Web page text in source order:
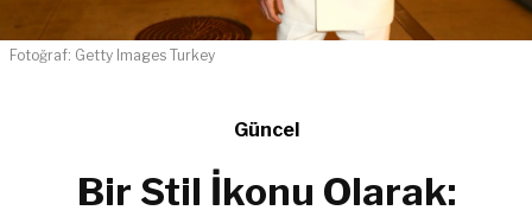
Fotoğraf: Getty Images Turkey
Güncel
Bir Stil İkonu Olarak: